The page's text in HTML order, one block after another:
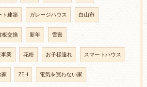
ト建築 ガレージハウス 白山市
板交換 新年 雪害
業 花粉 お子様連れ スマートハウス
家 ZEH 電気を買わない家